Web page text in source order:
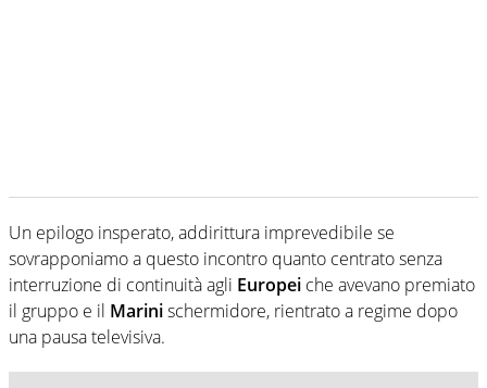
Un epilogo insperato, addirittura imprevedibile se
sovrapponiamo a questo incontro quanto centrato senza
interruzione di continuità agli Europei che avevano premiato
il gruppo e il Marinischermidore, rientrato a regime dopo
una pausa televisiva.